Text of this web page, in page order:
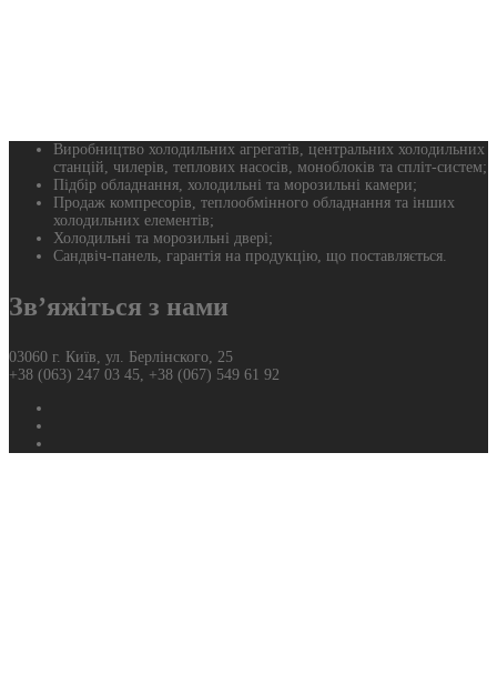
Виробництво холодильних агрегатів, центральних холодильних
станцій, чилерів, теплових насосів, моноблоків та спліт-систем;
Підбір обладнання, холодильні та морозильні камери;
Продаж компресорів, теплообмінного обладнання та інших
холодильних елементів;
Холодильні та морозильні двері;
Сандвіч-панель, гарантія на продукцію, що поставляється.
Зв’яжіться з нами
03060 г. Київ, ул. Берлінского, 25
+38 (063) 247 03 45, +38 (067) 549 61 92